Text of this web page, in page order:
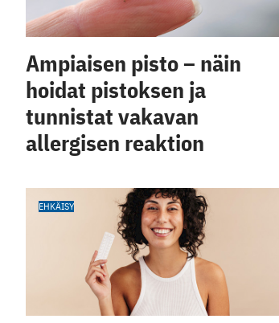
Ampiaisen pisto – näin
hoidat pistoksen ja
tunnistat vakavan
allergisen reaktion
EHKÄISY